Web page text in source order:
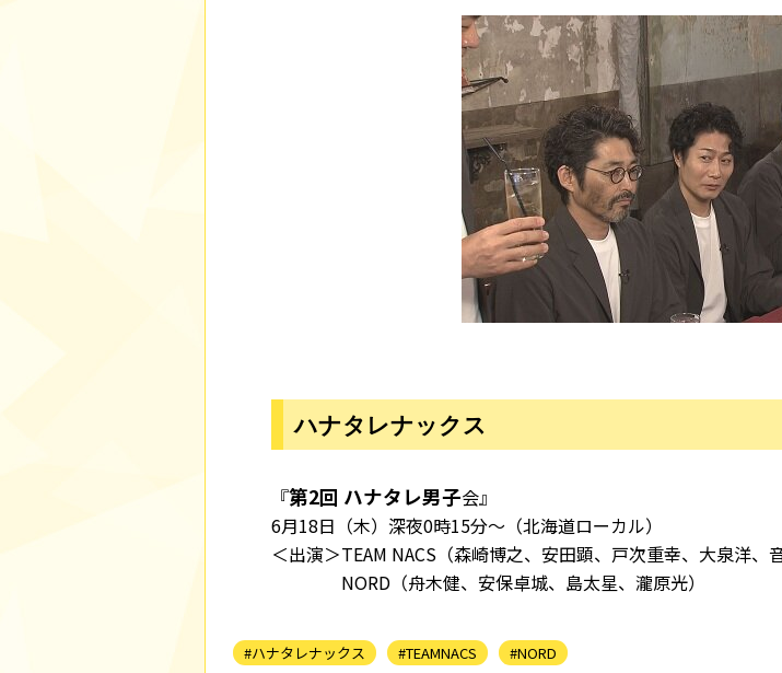
ハナタレナックス
『第2回 ハナタレ男子会』
6月18日（木）深夜0時15分～（北海道ローカル）
＜出演＞TEAM NACS（森崎博之、安田顕、戸次重幸、大泉洋、
NORD（舟木健、安保卓城、島太星、瀧原光）
#ハナタレナックス #TEAMNACS #NORD